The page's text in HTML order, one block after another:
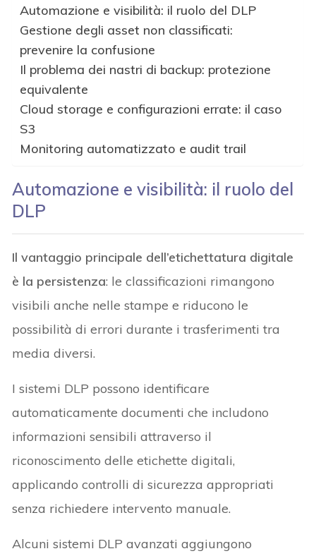
Automazione e visibilità: il ruolo del DLP
Gestione degli asset non classificati:
prevenire la confusione
Il problema dei nastri di backup: protezione
equivalente
Cloud storage e configurazioni errate: il caso
S3
Monitoring automatizzato e audit trail
Automazione e visibilità: il ruolo del
DLP
Il vantaggio principale dell’etichettatura digitale
è la persistenza: le classificazioni rimangono
visibili anche nelle stampe e riducono le
possibilità di errori durante i trasferimenti tra
media diversi.
I sistemi DLP possono identificare
automaticamente documenti che includono
informazioni sensibili attraverso il
riconoscimento delle etichette digitali,
applicando controlli di sicurezza appropriati
senza richiedere intervento manuale.
Alcuni sistemi DLP avanzati aggiungono